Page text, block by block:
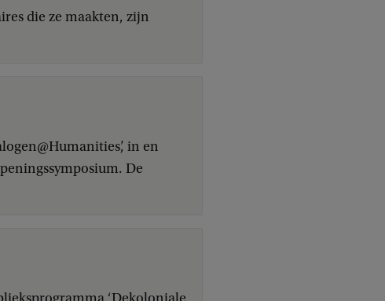
die ze maakten, zijn
in en
De